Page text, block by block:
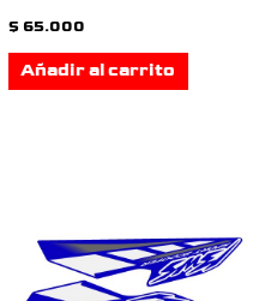
$ 65.000
Añadir al carrito